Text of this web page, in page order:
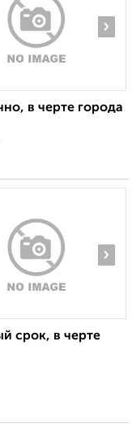
›
в черте города
›
срок, в черте